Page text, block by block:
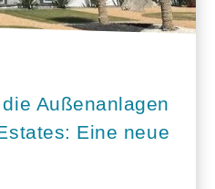
Außenanlagen
Eine neue